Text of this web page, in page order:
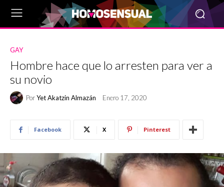
GAY
Hombre hace que lo arresten para ver a
su novio
PorYet Akatzin Almazán Enero 17, 2020
Facebook X Pinterest